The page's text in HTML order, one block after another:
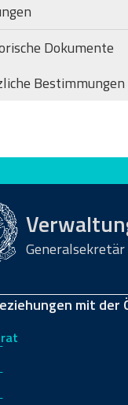
Dokumente
Bestimmungen
diese Seite
Generalsekretär
mit